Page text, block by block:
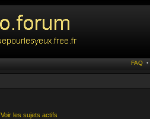
FAQ
Voir les sujets actifs